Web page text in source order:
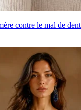
contre le mal de dent